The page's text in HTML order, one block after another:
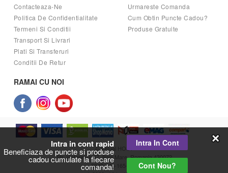
Intra in cont rapid
Beneficiaza de puncte si produse
cadou cumulate la fiecare
comanda!
Intra In Cont
Cont Nou?
Contacteaza-Ne
Politica De Confidentialitate
Termeni Si Conditii
Transport Si Livrari
Plati Si Transferuri
Conditii De Retur
Urmareste Comanda
Cum Obtin Puncte Cadou?
Produse Gratuite
RAMAI CU NOI
© Virtual HOST
Str. Victoriei nr.47, Baia Mare, Romania 430072
0040-746-165-366